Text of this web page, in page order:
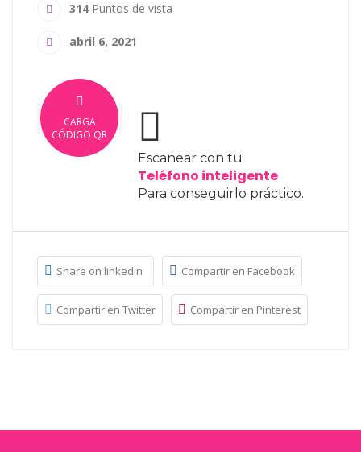
314Puntos de vista
abril 6, 2021
CARGA
CÓDIGO QR
Escanear con tu
Teléfono inteligente
Para conseguirlo práctico.
Share on linkedin Compartir en Facebook
Compartir en Twitter Compartir en Pinterest